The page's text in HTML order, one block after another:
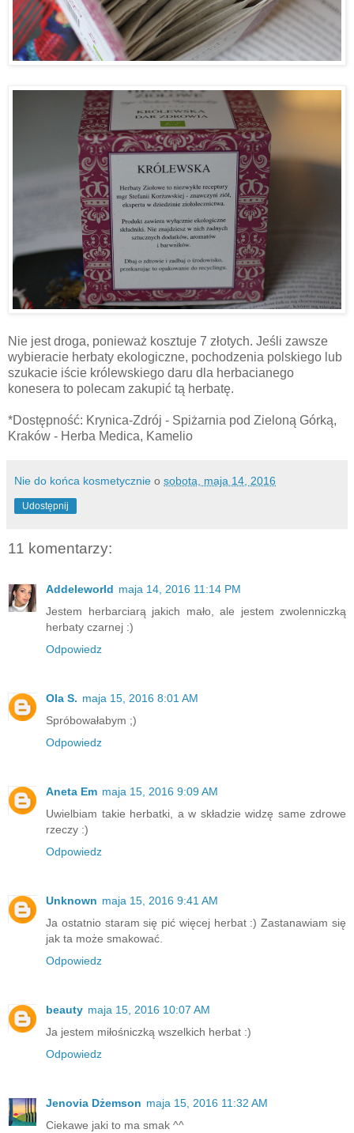
Nie jest droga, ponieważ kosztuje 7 złotych. Jeśli zawsze
wybieracie herbaty ekologiczne, pochodzenia polskiego lub
szukacie iście królewskiego daru dla herbacianego
konesera to polecam zakupić tą herbatę.
*Dostępność: Krynica-Zdrój - Spiżarnia pod Zieloną Górką,
Kraków - Herba Medica, Kamelio
Nie do końca kosmetycznie o sobota, maja 14, 2016
Udostępnij
11 komentarzy:
Addeleworld maja 14, 2016 11:14 PM
Jestem herbarciarą jakich mało, ale jestem zwolenniczką
herbaty czarnej :)
Odpowiedz
Ola S. maja 15, 2016 8:01 AM
Spróbowałabym ;)
Odpowiedz
Aneta Em maja 15, 2016 9:09 AM
Uwielbiam takie herbatki, a w składzie widzę same zdrowe
rzeczy :)
Odpowiedz
Unknown maja 15, 2016 9:41 AM
Ja ostatnio staram się pić więcej herbat :) Zastanawiam się
jak ta może smakować.
Odpowiedz
beauty maja 15, 2016 10:07 AM
Ja jestem miłośniczką wszelkich herbat :)
Odpowiedz
Jenovia Dżemson maja 15, 2016 11:32 AM
Ciekawe jaki to ma smak ^^